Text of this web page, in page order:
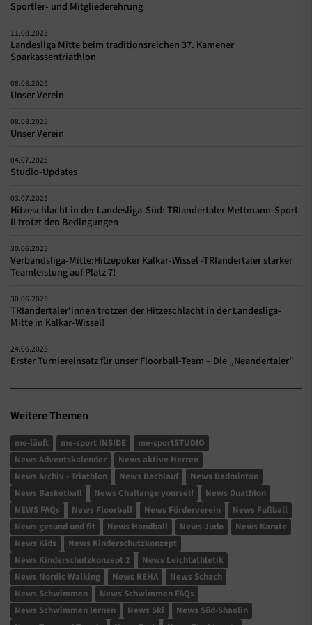
Sportler- und Mitgliederehrung
11.08.2025
Landesliga Mitte beim traditionsreichen 37. Kamener
Sparkassentriathlon
08.08.2025
Unser Verein
08.08.2025
Unser Verein
04.07.2025
Studio-Updates
03.07.2025
Hitzeschlacht in der Landesliga-Süd: TRIandertaler Mettmann-Sport
II trotzt den Bedingungen
30.06.2025
Verbandsliga-Mitte:Hitzepoker Kalkar-Wissel -TRIandertaler starker
Teamleistung auf Platz 7!
30.06.2025
TRIandertaler‘innen trotzen der Hitzeschlacht in der Landesliga-
Mitte in Kalkar-Wissel!
24.06.2025
Erster Turniereinsatz für unser Floorball-Team – Die „Neandertaler"
Weitere Themen
me-läuft me-sport INSIDE
me-sportSTUDIO
News Adventskalender
News aktive Herren
News Archiv - Triathlon
News Bachlauf
News Badminton
News Basketball
News Challange yourself
News Duathlon
NEWS FAQs
News Floorball News Förderverein
News Fußball
News gesund und fit
News Handball News Judo
News Karate
News Kids
News Kinderschutzkonzept
News Kinderschutzkonzept 2
News Leichtathletik
News Nordic Walking
News REHA
News Schach
News Schwimmen
News Schwimmen FAQs
News Schwimmen lernen
News Ski
News Süd-Shaolin